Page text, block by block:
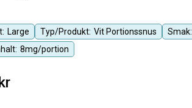
Large Typ/Produkt: Vit Portionssnus Smak:
8mg/portion
kr